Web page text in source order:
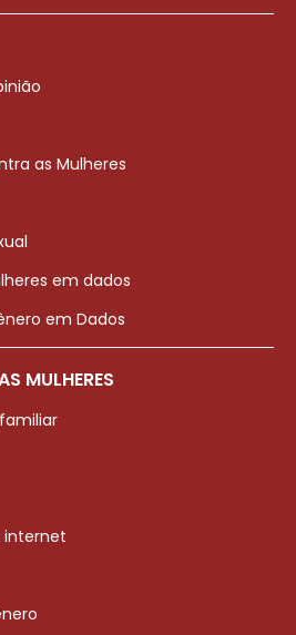
as Mulheres
em dados
em Dados
MULHERES
internet